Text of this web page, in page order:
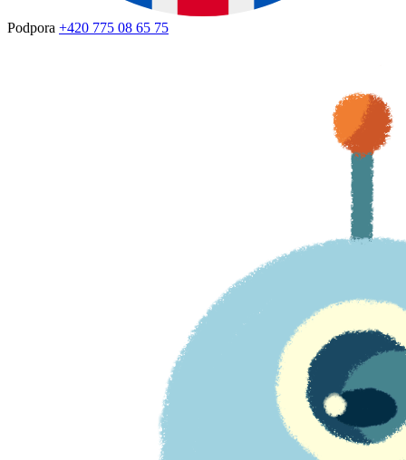
Podpora +420 775 08 65 75